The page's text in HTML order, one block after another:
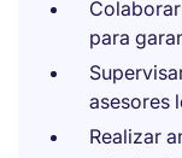
para
asesores
Realizar